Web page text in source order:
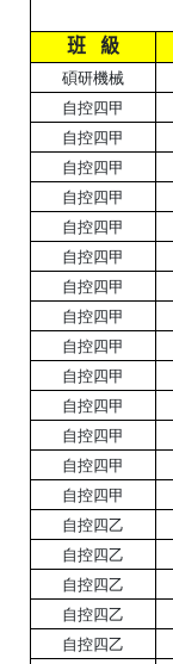
班 級
碩研機械
自控四甲
自控四甲
自控四甲
自控四甲
自控四甲
自控四甲
自控四甲
自控四甲
自控四甲
自控四甲
自控四甲
自控四甲
自控四甲
自控四甲
自控四乙
自控四乙
自控四乙
自控四乙
自控四乙